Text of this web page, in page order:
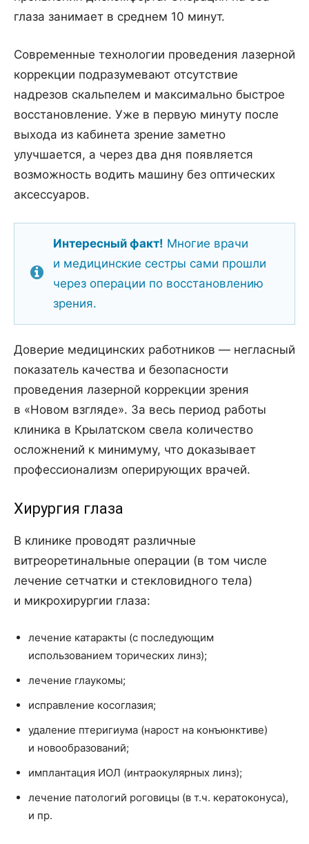
глаза занимает в среднем 10 минут.
Современные технологии проведения лазерной
коррекции подразумевают отсутствие
надрезов скальпелем и максимально быстрое
восстановление. Уже в первую минуту после
выхода из кабинета зрение заметно
улучшается, а через два дня появляется
возможность водить машину без оптических
аксессуаров.
Интересный факт! Многие врачи
и медицинские сестры сами прошли
через операции по восстановлению
зрения.
Доверие медицинских работников — негласный
показатель качества и безопасности
проведения лазерной коррекции зрения
в «Новом взгляде». За весь период работы
клиника в Крылатском свела количество
осложнений к минимуму, что доказывает
профессионализм оперирующих врачей.
Хирургия глаза
В клинике проводят различные
витреоретинальные операции (в том числе
лечение сетчатки и стекловидного тела)
и микрохирургии глаза:
лечение катаракты (с последующим
использованием торических линз);
лечение глаукомы;
исправление косоглазия;
удаление птеригиума (нарост на конъюнктиве)
и новообразований;
имплантация ИОЛ (интраокулярных линз);
лечение патологий роговицы (в т.ч. кератоконуса),
и пр.